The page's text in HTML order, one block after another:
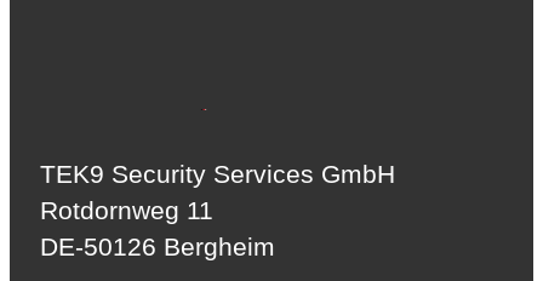
TEK9 Security Services GmbH
Rotdornweg 11
DE-50126 Bergheim